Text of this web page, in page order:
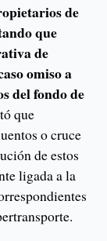
de
que
de
omiso a
del fondo de
que
o cruce
de estos
ligada a la